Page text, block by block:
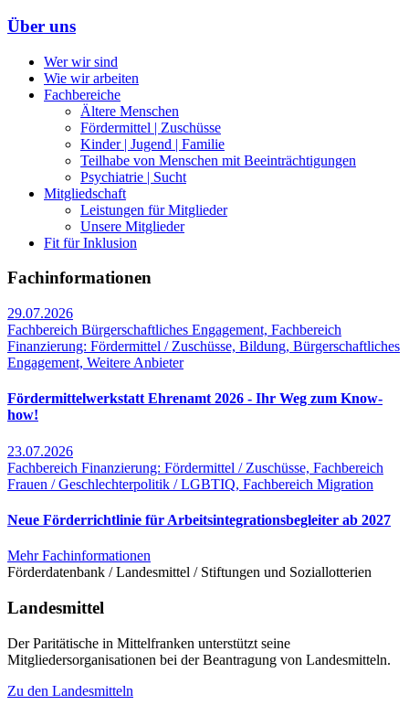
Über uns
Wer wir sind
Wie wir arbeiten
Fachbereiche
Ältere Menschen
Fördermittel | Zuschüsse
Kinder | Jugend | Familie
Teilhabe von Menschen mit Beeinträchtigungen
Psychiatrie | Sucht
Mitgliedschaft
Leistungen für Mitglieder
Unsere Mitglieder
Fit für Inklusion
Fachinformationen
29.07.2026
Fachbereich Bürgerschaftliches Engagement, Fachbereich
Finanzierung: Fördermittel / Zuschüsse, Bildung, Bürgerschaftliches
Engagement, Weitere Anbieter
Fördermittelwerkstatt Ehrenamt 2026 - Ihr Weg zum Know-
how!
23.07.2026
Fachbereich Finanzierung: Fördermittel / Zuschüsse, Fachbereich
Frauen / Geschlechterpolitik / LGBTIQ, Fachbereich Migration
Neue Förderrichtlinie für Arbeitsintegrationsbegleiter ab 2027
Mehr Fachinformationen
Förderdatenbank / Landesmittel / Stiftungen und Soziallotterien
Landesmittel
Der Paritätische in Mittelfranken unterstützt seine
Mitgliedersorganisationen bei der Beantragung von Landesmitteln.
Zu den Landesmitteln